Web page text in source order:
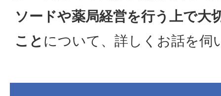
ソードや薬局経営を行う上で大
こと について、詳しくお話を伺